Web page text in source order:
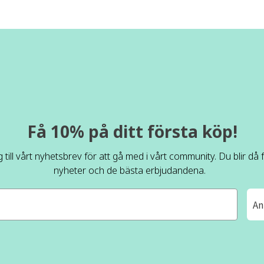
Få 10% på ditt första köp!
till vårt nyhetsbrev för att gå med i vårt community. Du blir då
nyheter och de bästa erbjudandena.